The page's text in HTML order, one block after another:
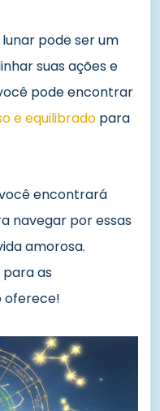
pode ser um
suas ações e
pode encontrar
e equilibrado para
encontrará
navegar por essas
amorosa.
as
oferece!